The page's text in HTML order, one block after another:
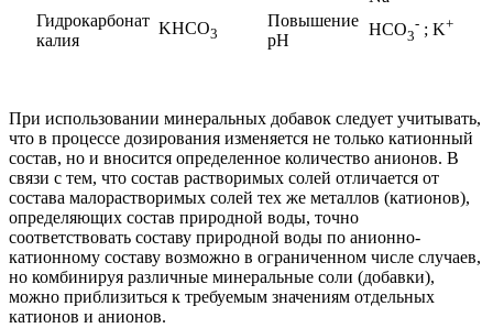
Гидрокарбонат
калия
KHCO3
Повышение
рН
HCO3
- ; K+
При использовании минеральных добавок следует учитывать,
что в процессе дозирования изменяется не только катионный
состав, но и вносится определенное количество анионов. В
связи с тем, что состав растворимых солей отличается от
состава малорастворимых солей тех же металлов (катионов),
определяющих состав природной воды, точно
соответствовать составу природной воды по анионно-
катионному составу возможно в ограниченном числе случаев,
но комбинируя различные минеральные соли (добавки),
можно приблизиться к требуемым значениям отдельных
катионов и анионов.